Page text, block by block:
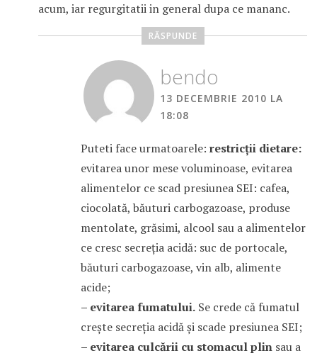
acum, iar regurgitatii in general dupa ce mananc.
RĂSPUNDE
bendo
13 DECEMBRIE 2010 LA
18:08
Puteti face urmatoarele: restricţii dietare:
evitarea unor mese voluminoase, evitarea
alimentelor ce scad presiunea SEI: cafea,
ciocolată, băuturi carbogazoase, produse
mentolate, grăsimi, alcool sau a alimentelor
ce cresc secreţia acidă: suc de portocale,
băuturi carbogazoase, vin alb, alimente
acide;
– evitarea fumatului.Se crede că fumatul
creşte secreţia acidă şi scade presiunea SEI;
– evitarea culcării cu stomacul plinsau a